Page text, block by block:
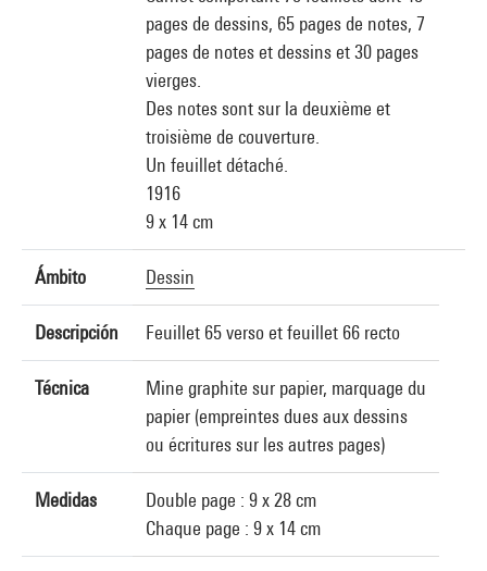
pages de dessins, 65 pages de notes, 7
pages de notes et dessins et 30 pages
vierges.
Des notes sont sur la deuxième et
troisième de couverture.
Un feuillet détaché.
1916
9 x 14 cm
Ámbito Dessin
Descripción Feuillet 65 verso et feuillet 66 recto
Técnica
Mine graphite sur papier, marquage du
papier (empreintes dues aux dessins
ou écritures sur les autres pages)
Medidas
Double page : 9 x 28 cm
Chaque page : 9 x 14 cm